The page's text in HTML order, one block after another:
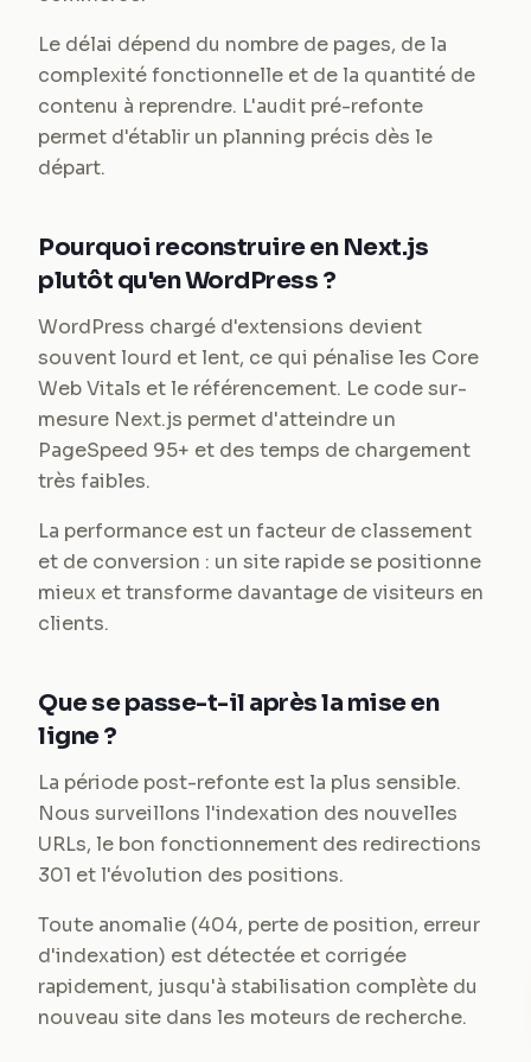
Le délai dépend du nombre de pages, de la
complexité fonctionnelle et de la quantité de
contenu à reprendre. L'audit pré-refonte
permet d'établir un planning précis dès le
départ.
Pourquoi reconstruire en Next.js
plutôt qu'en WordPress ?
WordPress chargé d'extensions devient
souvent lourd et lent, ce qui pénalise les Core
Web Vitals et le référencement. Le code sur-
mesure Next.js permet d'atteindre un
PageSpeed 95+ et des temps de chargement
très faibles.
La performance est un facteur de classement
et de conversion : un site rapide se positionne
mieux et transforme davantage de visiteurs en
clients.
Que se passe-t-il après la mise en
ligne ?
La période post-refonte est la plus sensible.
Nous surveillons l'indexation des nouvelles
URLs, le bon fonctionnement des redirections
301 et l'évolution des positions.
Toute anomalie (404, perte de position, erreur
d'indexation) est détectée et corrigée
rapidement, jusqu'à stabilisation complète du
nouveau site dans les moteurs de recherche.